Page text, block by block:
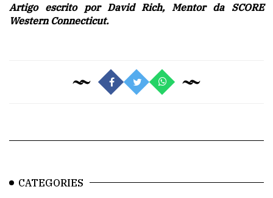
Artigo escrito por David Rich, Mentor da SCORE
Western Connecticut.
CATEGORIES